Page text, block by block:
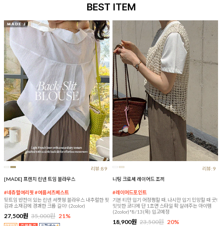
BEST ITEM
리뷰:89
[MADE] 프렌치 린넨 트임 블라우스
#네츄럴여리핏 #여름셔츠베스트
뒷트임 반전이 있는 린넨 셔켓형 블라우스 내추럴한 핏
감과 소재감에 경쾌한 크롭 길이! (2color)
27,500원 35,000원 21%
리뷰:9
니팅 크로셰 레이어드 조끼
#레이어드포인트
기본 티만 입기 어정쩡할 때, 나시만 입기 민망할 때 굿!
밋밋한 코디에 단 1초면 스타일 확 살려주는 아이템
(2color)*8/13(목) 입고예정
18,900원 23,500원 20%